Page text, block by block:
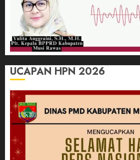
UCAPAN HPN 2026